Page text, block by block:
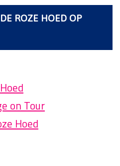
ROZE HOED OP
on Tour
Hoed